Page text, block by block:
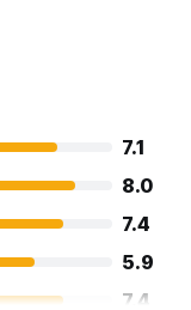
7.1
8.0
7.4
5.9
7.4